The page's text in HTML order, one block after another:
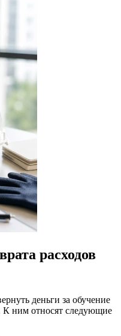
расходов
деньги за обучение
К ним относят следующие